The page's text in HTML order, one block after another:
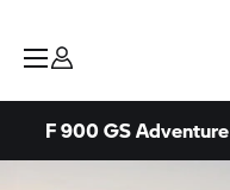
F 900 GS Adventure